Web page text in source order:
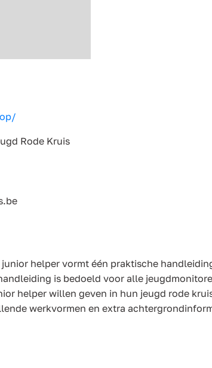
Rode Kruis
helper vormt één praktische
is bedoeld voor alle
helper willen geven in hun jeugd rode
werkvormen en extra